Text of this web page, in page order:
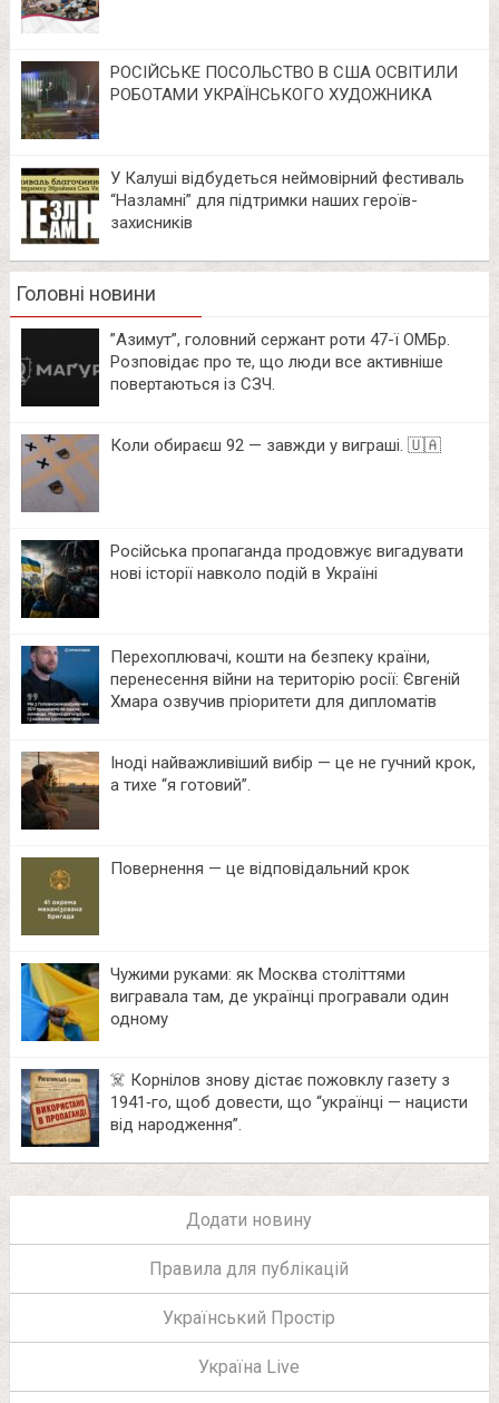
РОСІЙСЬКЕ ПОСОЛЬСТВО В США ОСВІТИЛИ
РОБОТАМИ УКРАЇНСЬКОГО ХУДОЖНИКА
У Калуші відбудеться неймовірний фестиваль
“Назламні” для підтримки наших героїв-
захисників
Головні новини
⁨”Азимут”, головний сержант роти 47-ї ОМБр.
Розповідає про те, що люди все активніше
повертаються із СЗЧ.
Коли обираєш 92 — завжди у виграші. 🇺🇦
Російська пропаганда продовжує вигадувати
нові історії навколо подій в Україні
Перехоплювачі, кошти на безпеку країни,
перенесення війни на територію росії: Євгеній
Хмара озвучив пріоритети для дипломатів
Іноді найважливіший вибір — це не гучний крок,
а тихе “я готовий”.
Повернення — це відповідальний крок
Чужими руками: як Москва століттями
вигравала там, де українці програвали один
одному
☠️ Корнілов знову дістає пожовклу газету з
1941‑го, щоб довести, що “українці — нацисти
від народження”.
Додати новину
Правила для публікацій
Український Простір
Україна Live